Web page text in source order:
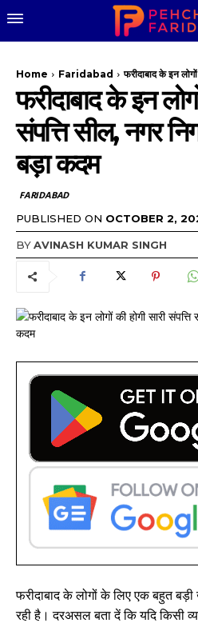
Home Faridabad फरीदाबाद के इन
फरीदाबाद के इन
संपत्ति सील, नगर
बड़ा कदम
FARIDABAD
PUBLISHED ON OCTOBER 2,
BYAVINASH KUMAR SINGH
फरीदाबाद के लोगों के लिए एक बहुत
रही है। दरअसल बता दें कि यदि किसी